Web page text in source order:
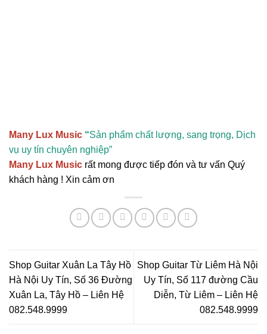
Many Lux Music “Sản phẩm chất lượng, sang trọng, Dịch
vụ uy tín chuyên nghiệp”
Many Lux Music rất mong được tiếp đón và tư vấn Quý
khách hàng ! Xin cảm ơn
Shop Guitar Xuân La Tây Hồ
Hà Nội Uy Tín, Số 36 Đường
Xuân La, Tây Hồ – Liên Hệ
082.548.9999
Shop Guitar Từ Liêm Hà Nội
Uy Tín, Số 117 đường Cầu
Diễn, Từ Liêm – Liên Hệ
082.548.9999